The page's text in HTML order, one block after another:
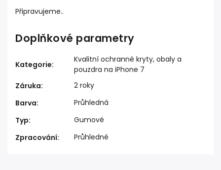
Připravujeme..
Doplňkové parametry
Kategorie:
Kvalitní ochranné kryty, obaly a
pouzdra na iPhone 7
Záruka:
2 roky
Barva:
Průhledná
Typ:
Gumové
Zpracování: Průhledné